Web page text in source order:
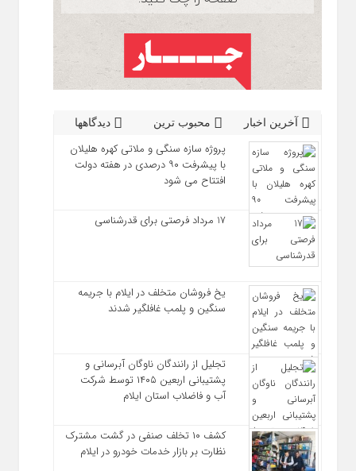
آخرین اخبار محبوب ترین دیدگاهها
پروژه سازه سنگی و ملاتی کهره هلیلان
با پیشرفت ۹۰ درصدی در هفته دولت
افتتاح می شود
17 مرداد فرصتی برای قدرشناسی
یخ‌ فروشان متخلف در ایلام با جریمه
سنگین و پلمب غافلگیر شدند
تجلیل از رانندگان ناوگان آبرسانی و
پشتیبانی اربعین ۱۴۰۵ توسط شرکت
آب و فاضلاب استان ایلام
کشف ۱۰ تخلف صنفی در گشت مشترک
نظارت بر بازار خدمات خودرو در ایلام